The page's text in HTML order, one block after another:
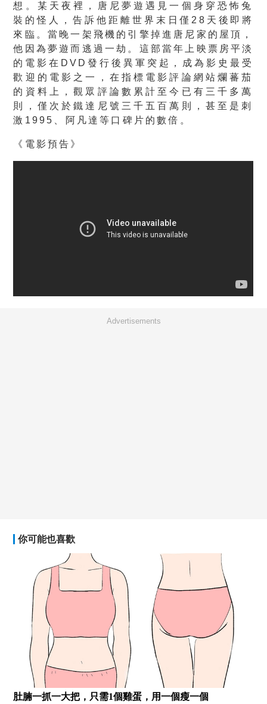
想。某天夜裡，
唐尼夢遊遇見一個身穿恐怖兔
裝的怪人，告訴他距離世界末日僅28 天後即將
來臨。當晚一架飛機的引擎掉進唐尼家的屋頂，
他因為夢遊而逃過一劫。這部當年上映票房平淡
的電影在DVD發行 後異軍突起，成為影史最受
歡迎的電影之一， 在指標電影評論網站爛蕃茄
的資料上，觀眾評論數累計至今已有三千多萬
則， 僅次於鐵達尼號三千五百萬則，甚至是刺
激1995、
阿凡達等口碑片的數倍。
《電影預告》
Advertisements